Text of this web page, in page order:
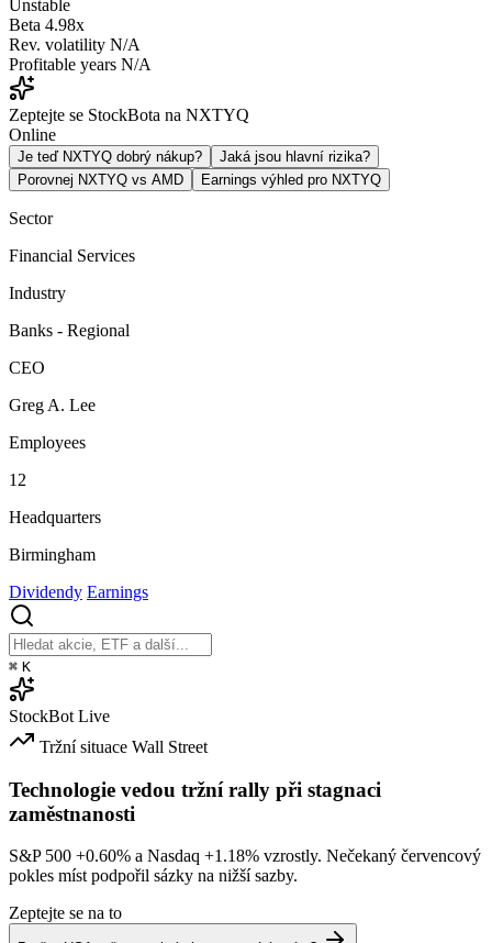
Unstable
Beta 4.98x
Rev. volatility N/A
Profitable years N/A
Zeptejte se StockBota na NXTYQ
Online
Je teď NXTYQ dobrý nákup?
Jaká jsou hlavní rizika?
Porovnej NXTYQ vs AMD
Earnings výhled pro NXTYQ
Sector
Financial Services
Industry
Banks - Regional
CEO
Greg A. Lee
Employees
12
Headquarters
Birmingham
Dividendy Earnings
⌘ K
StockBot Live
Tržní situace Wall Street
Technologie vedou tržní rally při stagnaci
zaměstnanosti
S&P 500 +0.60% a Nasdaq +1.18% vzrostly. Nečekaný červencový
pokles míst podpořil sázky na nižší sazby.
Zeptejte se na to